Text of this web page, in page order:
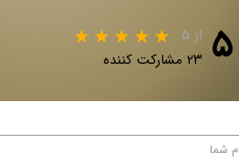
۵ از ۵
۲۳ مشارکت کننده